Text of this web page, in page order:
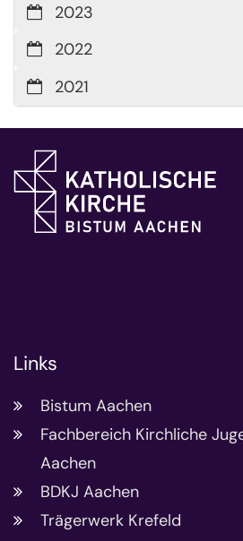
2023
2022
2021
Links
Bistum Aachen
Fachbereich Kirchliche
Aachen
BDKJ Aachen
Trägerwerk Krefeld